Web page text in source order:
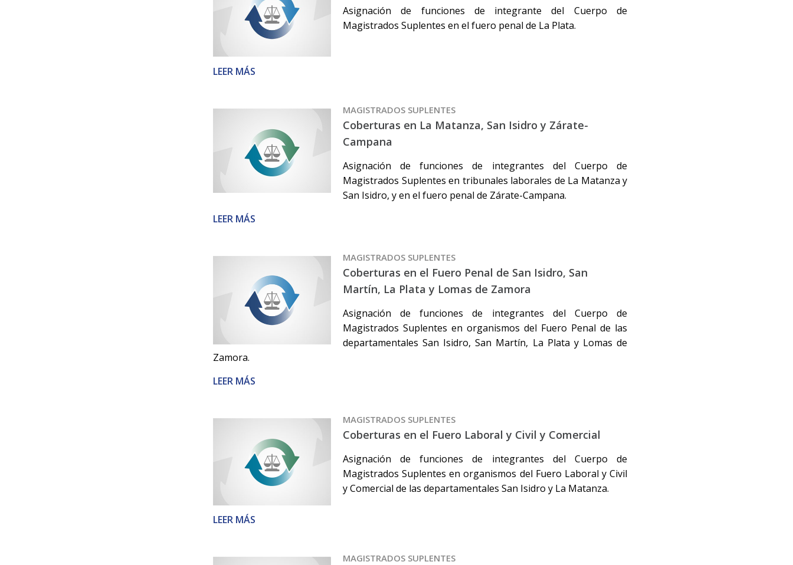
Asignación de funciones de integrante del Cuerpo de
Magistrados Suplentes en el fuero penal de La Plata.
LEER MÁS
MAGISTRADOS SUPLENTES
Coberturas en La Matanza, San Isidro y Zárate-
Campana
Asignación de funciones de integrantes del Cuerpo de
Magistrados Suplentes en tribunales laborales de La Matanza y
San Isidro, y en el fuero penal de Zárate-Campana.
LEER MÁS
MAGISTRADOS SUPLENTES
Coberturas en el Fuero Penal de San Isidro, San
Martín, La Plata y Lomas de Zamora
Asignación de funciones de integrantes del Cuerpo de
Magistrados Suplentes en organismos del Fuero Penal de las
departamentales San Isidro, San Martín, La Plata y Lomas de
Zamora.
LEER MÁS
MAGISTRADOS SUPLENTES
Coberturas en el Fuero Laboral y Civil y Comercial
Asignación de funciones de integrantes del Cuerpo de
Magistrados Suplentes en organismos del Fuero Laboral y Civil
y Comercial de las departamentales San Isidro y La Matanza.
LEER MÁS
MAGISTRADOS SUPLENTES